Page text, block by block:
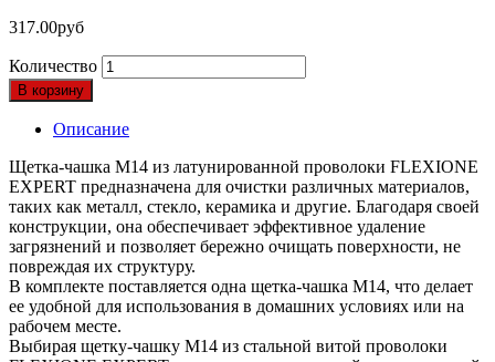
317.00руб
Количество
В корзину
Описание
Щетка-чашка M14 из латунированной проволоки FLEXIONE
EXPERT предназначена для очистки различных материалов,
таких как металл, стекло, керамика и другие. Благодаря своей
конструкции, она обеспечивает эффективное удаление
загрязнений и позволяет бережно очищать поверхности, не
повреждая их структуру.
В комплекте поставляется одна щетка-чашка M14, что делает
ее удобной для использования в домашних условиях или на
рабочем месте.
Выбирая щетку-чашку M14 из стальной витой проволоки